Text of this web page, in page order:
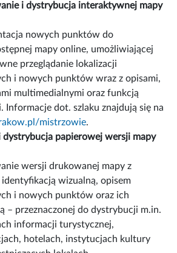
i dystrybucja interaktywnej mapy
nowych punktów do
mapy online, umożliwiającej
przeglądanie lokalizacji
i nowych punktów wraz z opisami,
multimedialnymi oraz funkcją
Informacje dot. szlaku znajdują się na
mistrzowie.
papierowej wersji mapy
wersji drukowanej mapy z
identyfikacją wizualną, opisem
i nowych punktów oraz ich
– przeznaczonej do dystrybucji m.in.
informacji turystycznej,
hotelach, instytucjach kultury